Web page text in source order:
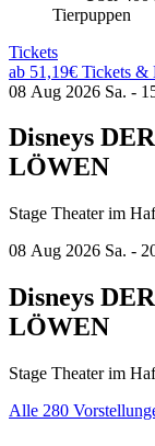
Tierpuppen
Tickets
ab 51,19€ Tickets &
08 Aug 2026 Sa. -
Disneys
LÖWEN
Stage Theater im
08 Aug 2026 Sa. -
Disneys
LÖWEN
Stage Theater im
Alle 280